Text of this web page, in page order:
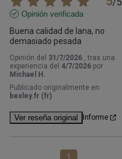
Opinión verificada
Buena calidad de lana, no
demasiado pesada
Opinión del 31/7/2026 , tras una
experiencia del 4/7/2026 por
Michael H.
Publicado originalmente en
bexley.fr (fr)
Ver reseña original Informe
1